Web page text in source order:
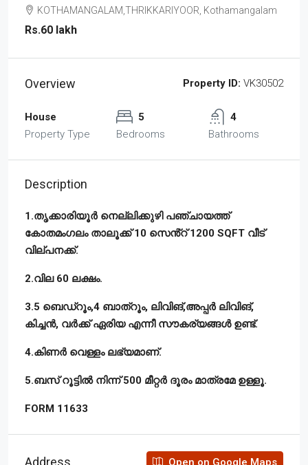
KOTHAMANGALAM,THRIKKARIYOOR, Kothamangalam
Rs.60 lakh
Overview Property ID: VK30502
House
Property Type
5
Bedrooms
4
Bathrooms
Description
1.തൃക്കാരിയൂർ നെല്ലിക്കുഴി പഞ്ചായത്ത്
കോതമംഗലം താലൂക്ക് 10 സെൻ്റ് 1200 SQFT വീട്
വില്പനക്ക്.
2.വില 60 ലക്ഷം.
3.5 ബെഡ്റൂം,4 ബാത്റൂം, ലിവിങ്,അപ്പർ ലിവിങ്,
കിച്ചൻ, വർക്ക് ഏരിയ എന്നീ സൗകര്യങ്ങൾ ഉണ്ട്.
4.കിണർ വെള്ളം ലഭ്യമാണ്.
5.ബസ് റൂട്ടിൽ നിന്ന് 500 മീറ്റർ ദൂരം മാത്രമേ ഉള്ളൂ.
FORM 11633
Address Open on Google Maps